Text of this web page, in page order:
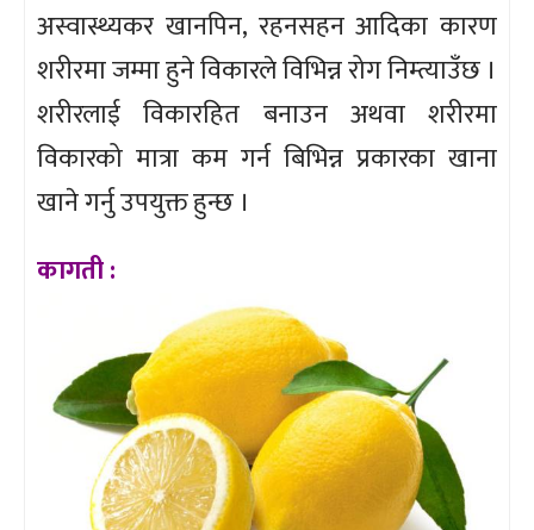
अस्वास्थ्यकर खानपिन, रहनसहन आदिका कारण
शरीरमा जम्मा हुने विकारले विभिन्न रोग निम्त्याउँछ ।
शरीरलाई विकारहित बनाउन अथवा शरीरमा
विकारको मात्रा कम गर्न बिभिन्न प्रकारका खाना
खाने गर्नु उपयुक्त हुन्छ ।
कागती :